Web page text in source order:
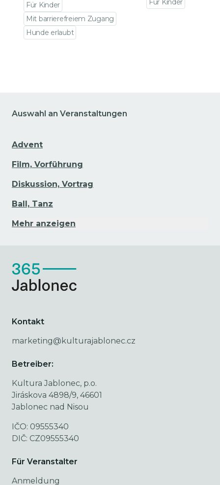
Für Kinder
Mit barrierefreiem Zugang
Hunde erlaubt
Für Kinder
Auswahl an Veranstaltungen
Advent
Film, Vorführung
Diskussion, Vortrag
Ball, Tanz
Mehr anzeigen
Kontakt
marketing@kulturajablonec.cz
Betreiber:
Kultura Jablonec, p.o.
Jiráskova 4898/9, 46601
Jablonec nad Nisou
IČO: 09555340
DIČ: CZ09555340
Für Veranstalter
Anmeldung